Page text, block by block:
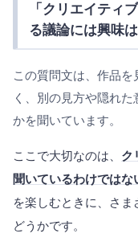
「クリエイティ
る議論には興味
この質問文は、作品
く、別の見方や隠れ
かを聞いています。
ここで大切なのは、 ク
聞いているわけではな
を楽しむときに、さ
どうかです。